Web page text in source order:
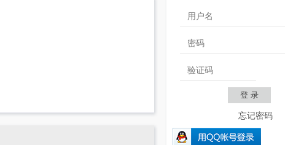
忘记密码